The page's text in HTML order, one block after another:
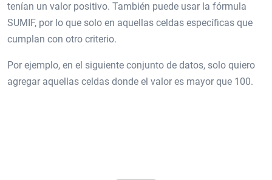
tenían un valor positivo. También puede usar la fórmula
SUMIF, por lo que solo en aquellas celdas específicas que
cumplan con otro criterio.
Por ejemplo, en el siguiente conjunto de datos, solo quiero
agregar aquellas celdas donde el valor es mayor que 100.